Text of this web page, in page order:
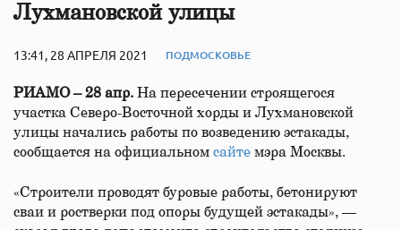
Лухмановской улицы
13:41, 28 АПРЕЛЯ 2021 ПОДМОСКОВЬЕ
РИАМО – 28 апр. На пересечении строящегося
участка Северо-Восточной хорды и Лухмановской
улицы начались работы по возведению эстакады,
сообщается на официальном сайте мэра Москвы.
«Строители проводят буровые работы, бетонируют
сваи и ростверки под опоры будущей эстакады», —